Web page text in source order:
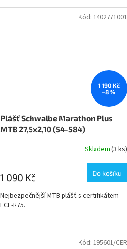
1 190 Kč
–8 %
Plášť Schwalbe Marathon Plus
MTB 27,5x2,10 (54-584)
Skladem (3 ks)
1 090 Kč Do košíku
Nejbezpečnější MTB plášť s certifikátem
ECE-R75.
Kód: 1402771001
Kód: 195601/CER